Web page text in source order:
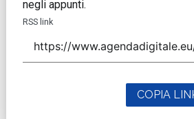
negli appunti.
RSS link
COPIA